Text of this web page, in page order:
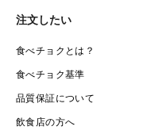
注文したい
食べチョクとは？
食べチョク基準
品質保証について
飲食店の方へ